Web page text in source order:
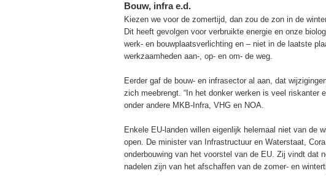
Bouw, infra e.d.
Kiezen we voor de zomertijd, dan zou de zon in de
Dit heeft gevolgen voor verbruikte energie en onze
werk- en bouwplaatsverlichting en – niet in de laatste
werkzaamheden aan-, op- en om- de weg.
Eerder gaf de bouw- en infrasector al aan, dat
zich meebrengt. “In het donker werken is veel riskanter
onder andere MKB-Infra, VHG en NOA.
Enkele EU-landen willen eigenlijk helemaal niet van de
open. De minister van Infrastructuur en Waterstaat,
onderbouwing van het voorstel van de EU. Zij vindt dat
nadelen zijn van het afschaffen van de zomer- en